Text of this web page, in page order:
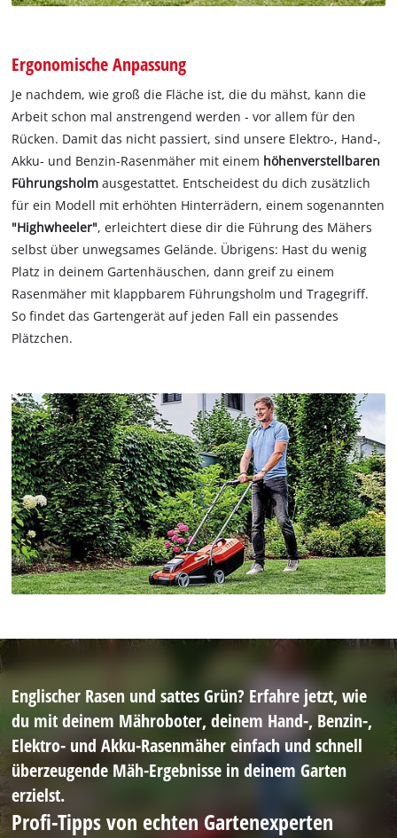
Ergonomische Anpassung
Je nachdem, wie groß die Fläche ist, die du mähst, kann die
Arbeit schon mal anstrengend werden - vor allem für den
Rücken. Damit das nicht passiert, sind unsere Elektro-, Hand-,
Akku- und Benzin-Rasenmäher mit einem höhenverstellbaren
Führungsholm ausgestattet. Entscheidest du dich zusätzlich
für ein Modell mit erhöhten Hinterrädern, einem sogenannten
"Highwheeler", erleichtert diese dir die Führung des Mähers
selbst über unwegsames Gelände. Übrigens: Hast du wenig
Platz in deinem Gartenhäuschen, dann greif zu einem
Rasenmäher mit klappbarem Führungsholm und Tragegriff.
So findet das Gartengerät auf jeden Fall ein passendes
Plätzchen.
Englischer Rasen und sattes Grün? Erfahre jetzt, wie
du mit deinem Mähroboter, deinem Hand-, Benzin-,
Elektro- und Akku-Rasenmäher einfach und schnell
überzeugende Mäh-Ergebnisse in deinem Garten
erzielst.
Profi-Tipps von echten Gartenexperten